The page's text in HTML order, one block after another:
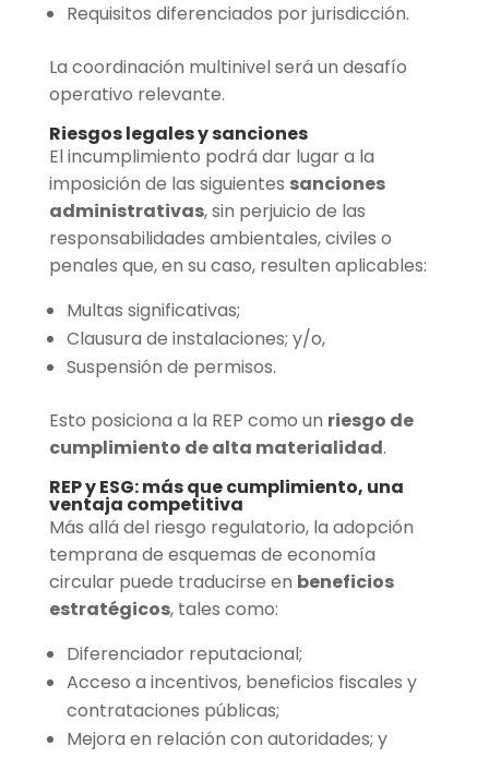
Requisitos diferenciados por jurisdicción.
La coordinación multinivel será un desafío
operativo relevante.
Riesgos legales y sanciones
El incumplimiento podrá dar lugar a la
imposición de las siguientes sanciones
administrativas, sin perjuicio de las
responsabilidades ambientales, civiles o
penales que, en su caso, resulten aplicables:
Multas significativas;
Clausura de instalaciones; y/o,
Suspensión de permisos.
Esto posiciona a la REP como un riesgo de
cumplimiento de alta materialidad.
REP y ESG: más que cumplimiento, una
ventaja competitiva
Más allá del riesgo regulatorio, la adopción
temprana de esquemas de economía
circular puede traducirse en beneficios
estratégicos, tales como:
Diferenciador reputacional;
Acceso a incentivos, beneficios fiscales y
contrataciones públicas;
Mejora en relación con autoridades; y